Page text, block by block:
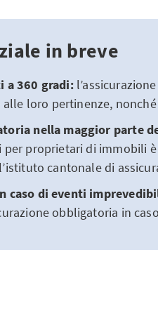
in breve
a 360 gradi:
alle loro pertinenze,
nella maggior parte
proprietari di immobili
cantonale di
caso di eventi
obbligatoria in